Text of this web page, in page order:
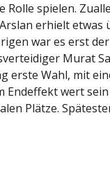
Rolle spielen.
erhielt etwas
war es erst
Murat
erste Wahl, mit
Endeffekt wert
Plätze.